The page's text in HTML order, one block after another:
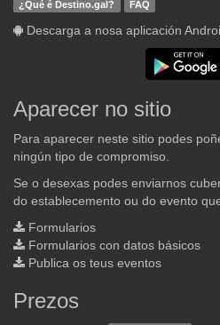
¿Qué é Destino.gal? FAQ
Descarga a nosa aplicación
Aparecer no sitio
Para aparecer neste sitio podes
ningún tipo de compromiso.
Se o desexas podes enviarnos
do establecemento ou do evento
Formularios
Formularios con datos básicos
Publica os teus eventos
Prezos